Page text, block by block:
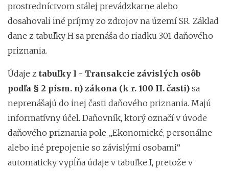
prostredníctvom stálej prevádzkarne alebo
dosahovali iné príjmy zo zdrojov na území SR. Základ
dane z tabuľky H sa prenáša do riadku 301 daňového
priznania.
Údaje z tabuľky I - Transakcie závislých osôb
podľa § 2 písm. n) zákona (k r. 100 II. časti) sa
neprenášajú do inej časti daňového priznania. Majú
informatívny účel. Daňovník, ktorý označí v úvode
daňového priznania pole „Ekonomické, personálne
alebo iné prepojenie so závislými osobami“
automaticky vypĺňa údaje v tabuľke I, pretože v